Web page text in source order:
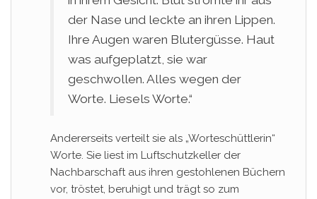
der Nase und leckte an ihren Lippen.
Ihre Augen waren Blutergüsse. Haut
was aufgeplatzt, sie war
geschwollen. Alles wegen der
Worte. Liesels Worte.“
Andererseits verteilt sie als „Worteschüttlerin“
Worte. Sie liest im Luftschutzkeller der
Nachbarschaft aus ihren gestohlenen Büchern
vor, tröstet, beruhigt und trägt so zum